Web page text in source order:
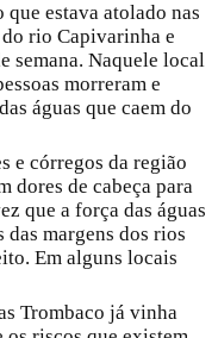
estava atolado nas
rio Capivarinha e
semana. Naquele local
morreram e
águas que caem do
e córregos da região
dores de cabeça para
que a força das águas
das margens dos rios
Em alguns locais
Trombaco já vinha